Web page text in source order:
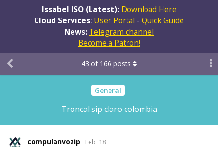
Issabel ISO (Latest): Download Here
Cloud Services: User Portal - Quick Guide
News: Telegram channel
Become a Patron!
General
Troncal sip claro colombia
43 of 166 posts
compulanvozip Feb '18